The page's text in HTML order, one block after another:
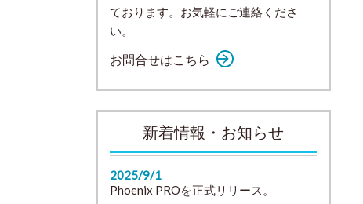
ております。お気軽にご連絡くださ
い。
お問合せはこちら
新着情報・お知らせ
2025/9/1
Phoenix PROを正式リリース。